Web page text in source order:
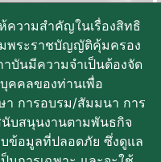
ล
ความสำคัญในเรื่องสิทธิ
มพระราชบัญญัติคุ้มครอง
บันมีความจำเป็นต้องจัด
คคลของท่านเพื่อ
า การอบรม/สัมมนา การ
นับสนุนงานตามพันธกิจ
ข้อมูลที่ปลอดภัย ซึ่งดูแล